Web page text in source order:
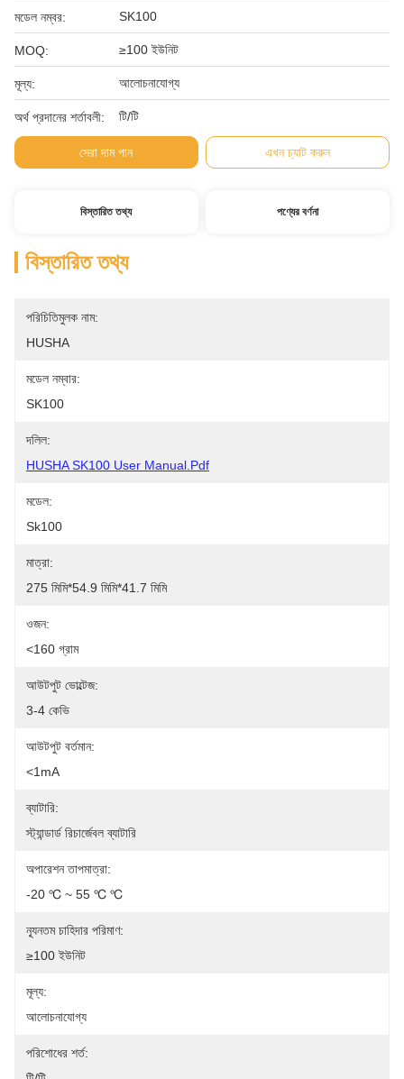
মডেল নম্বর: SK100
MOQ: ≥100 ইউনিট
মূল্য: আলোচনাযোগ্য
অর্থ প্রদানের শর্তাবলী: টি/টি
সেরা দাম পান এখন চ্যাট করুন
বিস্তারিত তথ্য পণ্যের বর্ণনা
বিস্তারিত তথ্য
পরিচিতিমুলক নাম:
HUSHA
মডেল নম্বার:
SK100
দলিল:
HUSHA SK100 User Manual.pdf
মডেল:
Sk100
মাত্রা:
275 মিমি*54.9 মিমি*41.7 মিমি
ওজন:
<160 গ্রাম
আউটপুট ভোল্টেজ:
3-4 কেভি
আউটপুট বর্তমান:
<1mA
ব্যাটারি:
স্ট্যান্ডার্ড রিচার্জেবল ব্যাটারি
অপারেশন তাপমাত্রা:
-20 ℃ ~ 55 ℃ ℃
ন্যূনতম চাহিদার পরিমাণ:
≥100 ইউনিট
মূল্য:
আলোচনাযোগ্য
পরিশোধের শর্ত: